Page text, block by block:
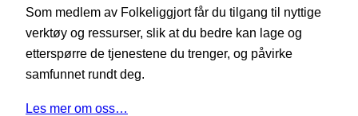
Som medlem av Folkeliggjort får du tilgang til nyttige
verktøy og ressurser, slik at du bedre kan lage og
etterspørre de tjenestene du trenger, og påvirke
samfunnet rundt deg.
Les mer om oss…